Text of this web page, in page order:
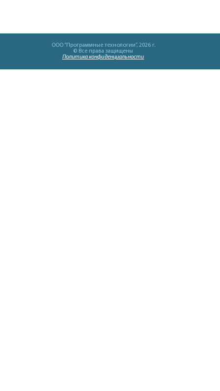
OOO “Программные технологии”, 2026 г.
© Все права защищены
Политика конфиденциальности